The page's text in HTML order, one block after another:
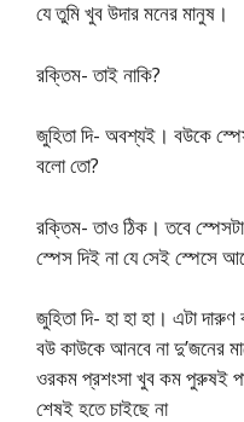
যে তুমি খুব উদার মনের মানুষ।
রক্তিম- তাই নাকি?
জুহিতা দি- অবশ্যই। বউকে
বলো তো?
রক্তিম- তাও ঠিক। তবে
স্পেস দিই না যে সেই স্পেসে
জুহিতা দি- হা হা হা। এটা
বউ কাউকে আনবে না দু’জনের
ওরকম প্রশংসা খুব কম পুরুষই
শেষই হতে চাইছে না